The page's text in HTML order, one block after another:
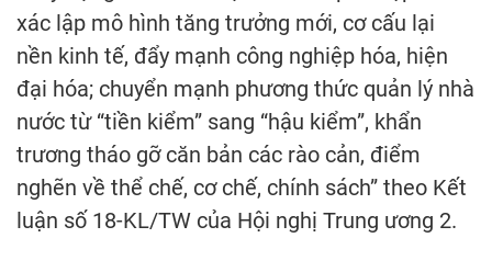
xác lập mô hình tăng trưởng mới, cơ cấu lại
nền kinh tế, đẩy mạnh công nghiệp hóa, hiện
đại hóa; chuyển mạnh phương thức quản lý nhà
nước từ “tiền kiểm” sang “hậu kiểm”, khẩn
trương tháo gỡ căn bản các rào cản, điểm
nghẽn về thể chế, cơ chế, chính sách” theo Kết
luận số 18-KL/TW của Hội nghị Trung ương 2.